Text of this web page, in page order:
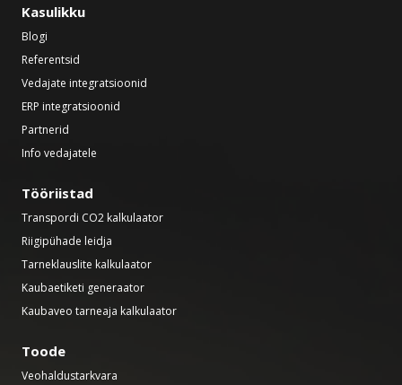
Kasulikku
Blogi
Referentsid
Vedajate integratsioonid
ERP integratsioonid
Partnerid
Info vedajatele
Tööriistad
Transpordi CO2 kalkulaator
Riigipühade leidja
Tarneklauslite kalkulaator
Kaubaetiketi generaator
Kaubaveo tarneaja kalkulaator
Toode
Veohaldustarkvara